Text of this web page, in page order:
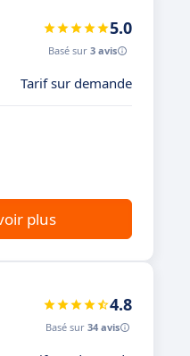
5.0
Basé sur 3 avis
Tarif sur demande
plus
4.8
Basé sur 34 avis